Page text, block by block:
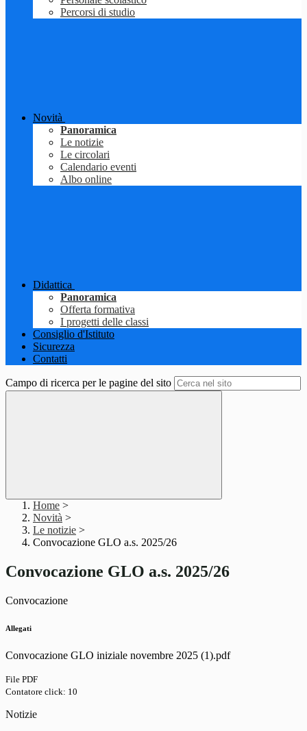
Percorsi di studio
Novità
Panoramica
Le notizie
Le circolari
Calendario eventi
Albo online
Didattica
Panoramica
Offerta formativa
I progetti delle classi
Consiglio d'Istituto
Sicurezza
Contatti
Campo di ricerca per le pagine del sito
Home >
Novità >
Le notizie >
Convocazione GLO a.s. 2025/26
Convocazione GLO a.s. 2025/26
Convocazione
Allegati
Convocazione GLO iniziale novembre 2025 (1).pdf
File PDF
Contatore click: 10
Notizie